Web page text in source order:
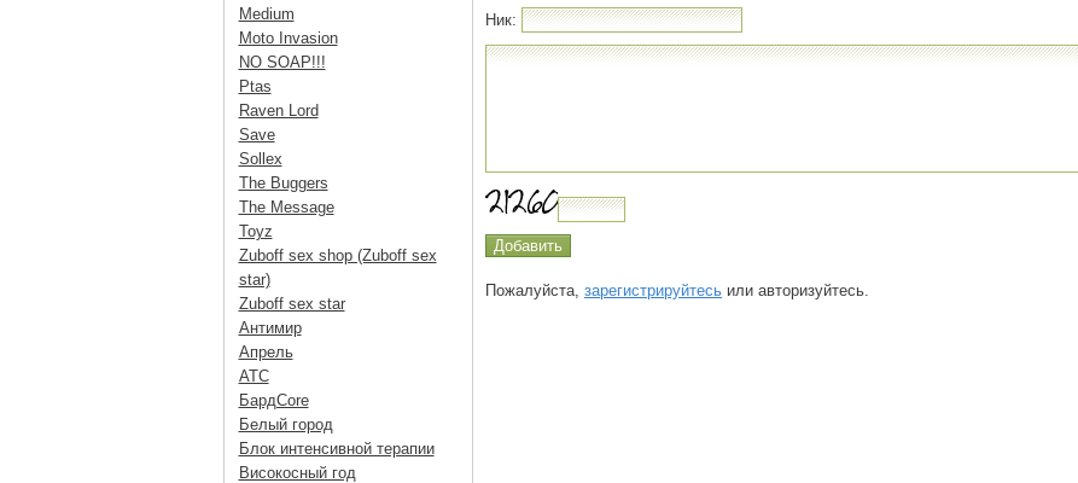
Ник:
Пожалуйста, зарегистрируйтесь или авторизуйтесь.
Medium
Moto Invasion
NO SOAP!!!
Ptas
Raven Lord
Save
Sollex
The Buggers
The Message
Toyz
Zuboff sex shop (Zuboff sex
star)
Zuboff sex star
Антимир
Апрель
АТС
БардCore
Белый город
Блок интенсивной терапии
Високосный год